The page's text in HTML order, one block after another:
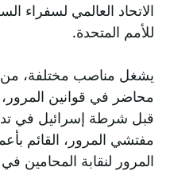
الاتحاد العالمي لسفراء
للأمم المتحدة.
يشغل مناصب مختلفة، من
محاضر في قوانين
قبل شرطة إسرائيل في
مفتشي المرور، القائم
المرور لنقابة المحامين